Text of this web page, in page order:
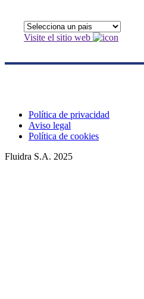
Visite el sitio web
Política de privacidad
Aviso legal
Política de cookies
Fluidra S.A. 2025